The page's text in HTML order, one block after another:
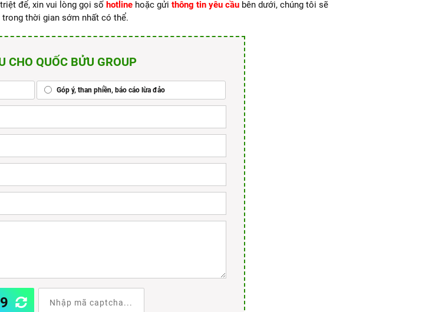
để, xin vui lòng gọi số hotline hoặc gửi thông tin yêu cầu bên dưới, chúng tôi sẽ
trong thời gian sớm nhất có thể.
CHO QUỐC BỬU GROUP
Góp ý, than phiền, báo cáo lừa đảo